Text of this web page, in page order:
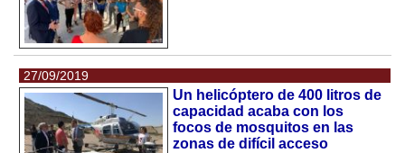
27/09/2019
Un helicóptero de 400 litros de
capacidad acaba con los
focos de mosquitos en las
zonas de difícil acceso